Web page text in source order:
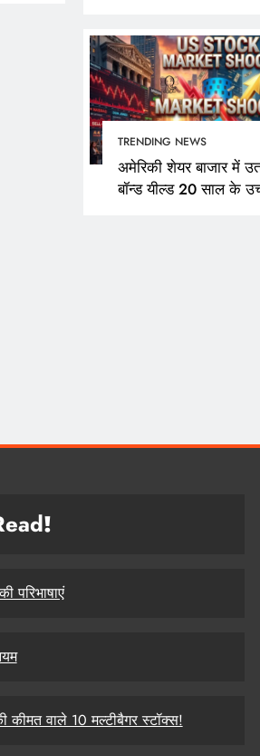
TRENDING NEWS
अमेरिकी शेयर बाजार में
बॉन्ड यील्ड 20 साल के
!
परिभाषाएं
वाले 10 मल्टीबैगर स्टॉक्स!